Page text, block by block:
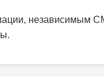
независимым